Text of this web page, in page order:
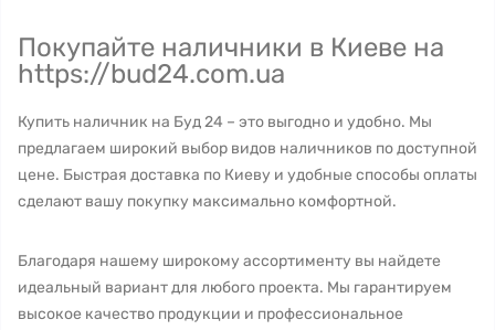
Покупайте наличники в Киеве на
https://bud24.com.ua
Купить наличник на Буд 24 – это выгодно и удобно. Мы
предлагаем широкий выбор видов наличников по доступной
цене. Быстрая доставка по Киеву и удобные способы оплаты
сделают вашу покупку максимально комфортной.
Благодаря нашему широкому ассортименту вы найдете
идеальный вариант для любого проекта. Мы гарантируем
высокое качество продукции и профессиональное